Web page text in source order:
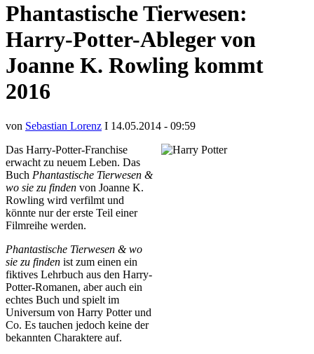
Phantastische Tierwesen:
Harry-Potter-Ableger von
Joanne K. Rowling kommt
2016
von Sebastian Lorenz I 14.05.2014 - 09:59
Das Harry-Potter-Franchise
erwacht zu neuem Leben. Das
Buch Phantastische Tierwesen &
wo sie zu finden von Joanne K.
Rowling wird verfilmt und
könnte nur der erste Teil einer
Filmreihe werden.
Phantastische Tierwesen & wo
sie zu finden ist zum einen ein
fiktives Lehrbuch aus den Harry-
Potter-Romanen, aber auch ein
echtes Buch und spielt im
Universum von Harry Potter und
Co. Es tauchen jedoch keine der
bekannten Charaktere auf.